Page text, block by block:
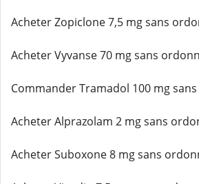
Acheter Zopiclone 7,5 mg sans
Acheter Vyvanse 70 mg sans
Commander Tramadol 100 mg
Acheter Alprazolam 2 mg sans
Acheter Suboxone 8 mg sans